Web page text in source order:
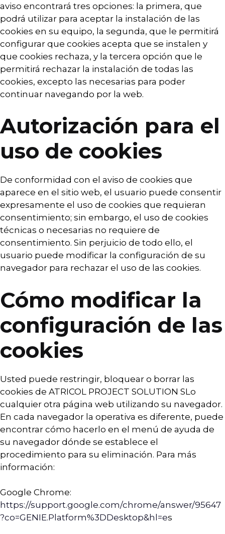
aviso encontrará tres opciones: la primera, que
podrá utilizar para aceptar la instalación de las
cookies en su equipo, la segunda, que le permitirá
configurar que cookies acepta que se instalen y
que cookies rechaza, y la tercera opción que le
permitirá rechazar la instalación de todas las
cookies, excepto las necesarias para poder
continuar navegando por la web.
Autorización para el
uso de cookies
De conformidad con el aviso de cookies que
aparece en el sitio web, el usuario puede consentir
expresamente el uso de cookies que requieran
consentimiento; sin embargo, el uso de cookies
técnicas o necesarias no requiere de
consentimiento. Sin perjuicio de todo ello, el
usuario puede modificar la configuración de su
navegador para rechazar el uso de las cookies.
Cómo modificar la
configuración de las
cookies
Usted puede restringir, bloquear o borrar las
cookies de ATRICOL PROJECT SOLUTION SLo
cualquier otra página web utilizando su navegador.
En cada navegador la operativa es diferente, puede
encontrar cómo hacerlo en el menú de ayuda de
su navegador dónde se establece el
procedimiento para su eliminación. Para más
información:
Google Chrome:
https://support.google.com/chrome/answer/95647
?co=GENIE.Platform%3DDesktop&hl=es